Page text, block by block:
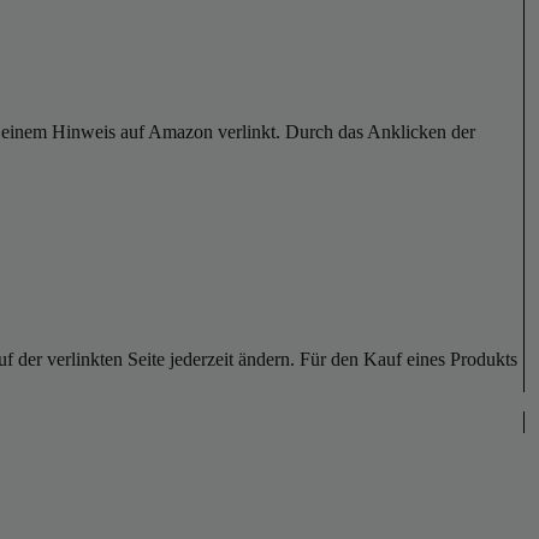
Hinweis auf Amazon verlinkt. Durch das Anklicken der
der verlinkten Seite jederzeit ändern. Für den Kauf eines Produkts